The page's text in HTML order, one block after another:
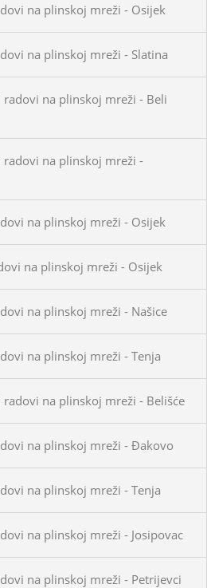
na plinskoj mreži - Osijek
na plinskoj mreži - Slatina
na plinskoj mreži - Beli
na plinskoj mreži -
na plinskoj mreži - Osijek
na plinskoj mreži - Osijek
na plinskoj mreži - Našice
na plinskoj mreži - Tenja
na plinskoj mreži - Belišće
na plinskoj mreži - Đakovo
na plinskoj mreži - Tenja
na plinskoj mreži - Josipovac
na plinskoj mreži - Petrijevci